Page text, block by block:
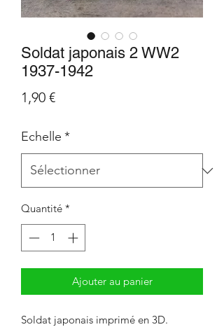
Soldat japonais 2 WW2
1937-1942
1,90 €Prix
Echelle *
Quantité *
Ajouter au panier
Soldat japonais imprimé en 3D.